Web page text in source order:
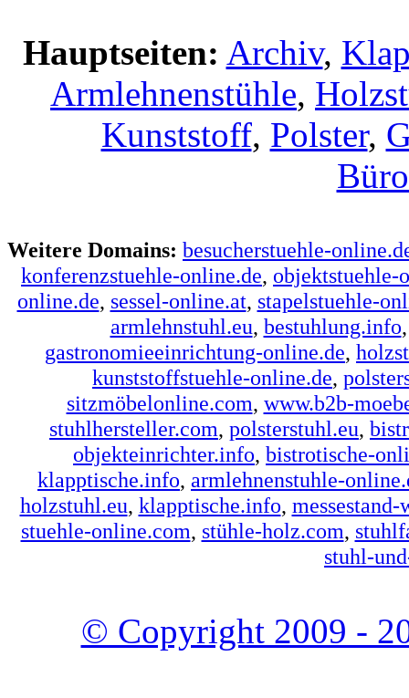
Hauptseiten: Archiv,
Armlehnenstühle,
Kunststoff, Polster,
Weitere Domains: besucherstuehle-
konferenzstuehle-online.de, objektstuehle-
online.de, sessel-online.at, stapelstuehle-
armlehnstuhl.eu, bestuhlung.info
gastronomieeinrichtung-online.de,
kunststoffstuehle-online.de,
sitzmöbelonline.com, www.b2b-
stuhlhersteller.com, polsterstuhl.eu,
objekteinrichter.info, bistrotische-
klapptische.info, armlehnenstuhle-
holzstuhl.eu, klapptische.info, messestand-
stuehle-online.com, stühle-holz.com,
stuhl-
© Copyright 2009 -